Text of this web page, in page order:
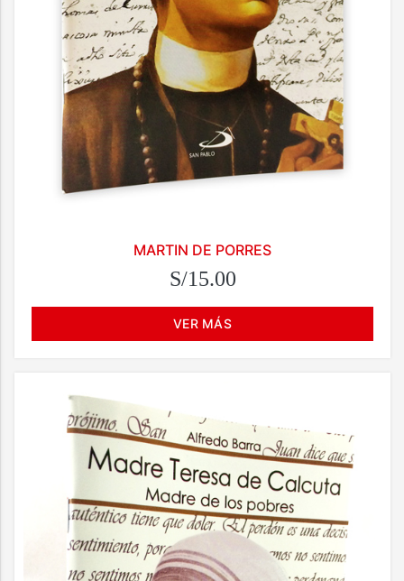
MARTIN DE PORRES
S/15.00
VER MÁS